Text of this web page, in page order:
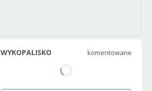
WYKOPALISKO komentowane